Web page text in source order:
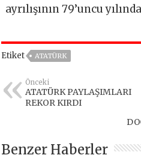
ayrılışının 79’uncu
Etiket ATATÜRK
Önceki
ATATÜRK PAYLAŞIMLARI
REKOR KIRDI
Benzer Haberler